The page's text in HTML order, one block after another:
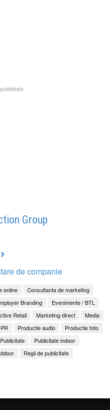
Group
de companie
online
Consultanta de marketing
Branding
Evenimente / BTL
Retail Marketing direct
Media
PR Productie audio
Productie foto
Publicitate
Publicitate indoor
Regii de publicitate